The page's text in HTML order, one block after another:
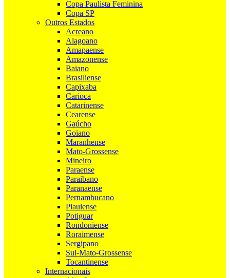
Copa Paulista Feminina
Copa SP
Outros Estados
Acreano
Alagoano
Amapaense
Amazonense
Baiano
Brasiliense
Capixaba
Carioca
Catarinense
Cearense
Gaúcho
Goiano
Maranhense
Mato-Grossense
Mineiro
Paraense
Paraibano
Paranaense
Pernambucano
Piauiense
Potiguar
Rondoniense
Roraimense
Sergipano
Sul-Mato-Grossense
Tocantinense
Internacionais